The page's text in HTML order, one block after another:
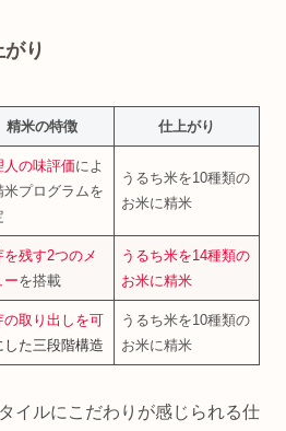
り
精米の特徴 仕上がり
人の味評価によ
米プログラムを
うるち米を10種類の
お米に精米
を残す2つのメ
ーを搭載
うるち米を14種類の
お米に精米
の取り出しを可
した三段階構造
うるち米を10種類の
お米に精米
イルにこだわりが感じられる仕